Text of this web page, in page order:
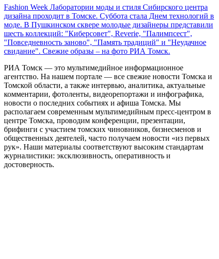
Fashion Week Лаборатории моды и стиля Сибирского центра
дизайна проходит в Томске. Суббота стала Днем технологий в
моде. В Пушкинском сквере молодые дизайнеры представили
шесть коллекций: "Киберсовет", Reverie, "Палимпсест",
"Повседневность заново", "Память традиций" и "Неудачное
свидание". Свежие образы – на фото РИА Томск.
РИА Томск — это мультимедийное информационное
агентство. На нашем портале — все свежие новости Томска и
Томской области, а также интервью, аналитика, актуальные
комментарии, фотоленты, видеорепортажи и инфографика,
новости о последних событиях и афиша Томска. Мы
располагаем современным мультимедийным пресс-центром в
центре Томска, проводим конференции, презентации,
брифинги с участием томских чиновников, бизнесменов и
общественных деятелей, часто получаем новости «из первых
рук». Наши материалы соответствуют высоким стандартам
журналистики: эксклюзивность, оперативность и
достоверность.